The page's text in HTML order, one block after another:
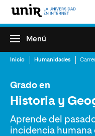
Menú
Inicio Humanidades
Grado en
Historia y
Aprende del
incidencia humana